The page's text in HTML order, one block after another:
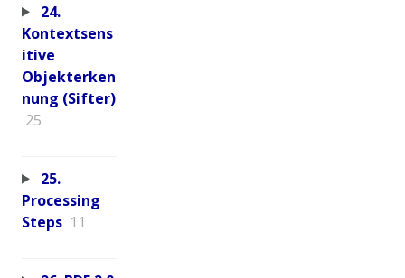
24.
Kontextsens
itive
Objekterken
nung (Sifter)
25
25.
Processing
Steps 11